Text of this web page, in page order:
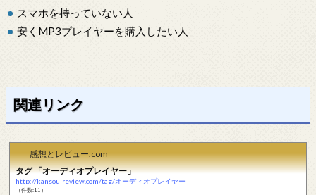
スマホを持っていない人
安くMP3プレイヤーを購入したい人
関連リンク
感想とレビュー.com
タグ 「オーディオプレイヤー」
http://kansou-review.com/tag/オーディオプレイヤー
（件数:11）